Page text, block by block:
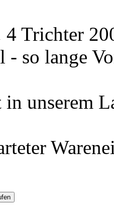
4 Trichter
- so lange
unserem